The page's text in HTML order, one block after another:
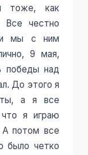
тоже, как
Все честно
мы с ним
9 мая,
победы над
До этого я
а я все
что я играю
А потом все
было четко